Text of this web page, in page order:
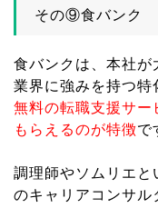
その⑨食バンク
食バンクは、本社が
業界に強みを持つ特
無料の転職支援サー
もらえるのが特徴で
調理師やソムリエと
のキャリアコンサル